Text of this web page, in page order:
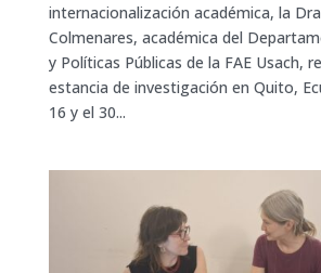
internacionalización académica, la
Colmenares, académica del
y Políticas Públicas de la FAE Usach,
estancia de investigación en Quito,
16 y el 30...